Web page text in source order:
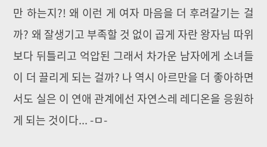
만 하는지?! 왜 이런 게 여자 마음을 더 후려갈기는 걸
까? 왜 잘생기고 부족할 것 없이 곱게 자란 왕자님 따위
보다 뒤틀리고 억압된 그래서 차가운 남자에게 소녀들
이 더 끌리게 되는 걸까? 나 역시 아르만을 더 좋아하면
서도 실은 이 연애 관계에선 자연스레 레디온을 응원하
게 되는 것이다... -ㅁ-